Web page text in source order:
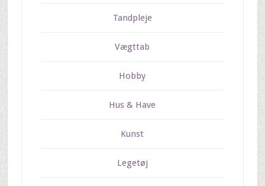
Tandpleje
Vægttab
Hobby
Hus & Have
Kunst
Legetøj